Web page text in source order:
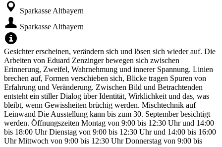
Sparkasse Altbayern
Sparkasse Altbayern
Gesichter erscheinen, verändern sich und lösen sich wieder auf. Die
Arbeiten von Eduard Zenzinger bewegen sich zwischen
Erinnerung, Zweifel, Wahrnehmung und innerer Spannung. Linien
brechen auf, Formen verschieben sich, Blicke tragen Spuren von
Erfahrung und Veränderung. Zwischen Bild und Betrachtenden
entsteht ein stiller Dialog über Identität, Wirklichkeit und das, was
bleibt, wenn Gewissheiten brüchig werden. Mischtechnik auf
Leinwand Die Ausstellung kann bis zum 30. September besichtigt
werden. Öffnungszeiten Montag von 9:00 bis 12:30 Uhr und 14:00
bis 18:00 Uhr Dienstag von 9:00 bis 12:30 Uhr und 14:00 bis 16:00
Uhr Mittwoch von 9:00 bis 12:30 Uhr Donnerstag von 9:00 bis